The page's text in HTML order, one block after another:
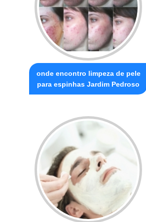
onde encontro limpeza de pele
para espinhas Jardim Pedroso